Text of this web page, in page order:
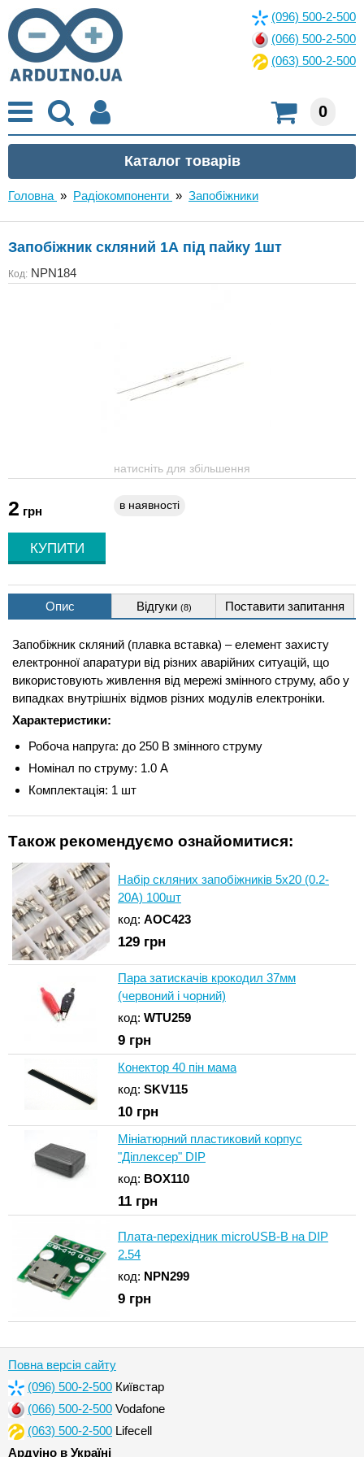
(096) 500-2-500
(066) 500-2-500
(063) 500-2-500
0
Головна » Радіокомпоненти » Запобіжники
Запобіжник скляний 1А під пайку 1шт
Код: NPN184
натисніть для збільшення
2 грн в наявності
Опис Відгуки (8) Поставити запитання
Запобіжник скляний (плавка вставка) – елемент захисту
електронної апаратури від різних аварійних ситуацій, що
використовують живлення від мережі змінного струму, або у
випадках внутрішніх відмов різних модулів електроніки.
Характеристики:
Робоча напруга: до 250 В змінного струму
Номінал по струму: 1.0 А
Комплектація: 1 шт
Також рекомендуємо ознайомитися:
Набір скляних запобіжників 5x20 (0.2-
20A) 100шт
код: AOC423
129 грн
Пара затискачів крокодил 37мм
(червоний і чорний)
код: WTU259
9 грн
Конектор 40 пін мама
код: SKV115
10 грн
Мініатюрний пластиковий корпус
"Діплексер" DIP
код: BOX110
11 грн
Плата-перехідник microUSB-B на DIP
2.54
код: NPN299
9 грн
Повна версія сайту
(096) 500-2-500 Київстар
(066) 500-2-500 Vodafone
(063) 500-2-500 Lifecell
Ардуіно в Україні